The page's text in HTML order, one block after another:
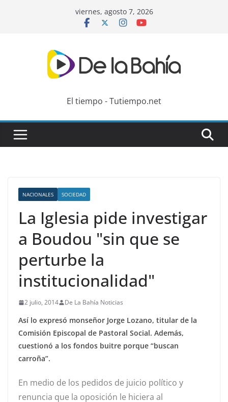
viernes, agosto 7, 2026
El tiempo - Tutiempo.net
NACIONALES SOCIEDAD
La Iglesia pide investigar
a Boudou "sin que se
perturbe la
institucionalidad"
2 julio, 2014 De La Bahía Noticias
Así lo expresó monseñor Jorge Lozano, titular de la
Comisión Episcopal de Pastoral Social. Además,
cuestionó a los fondos buitre porque “buscan
carroña”.
En medio de los pedidos de juicio político y
renuncia que la oposición le hiciera al